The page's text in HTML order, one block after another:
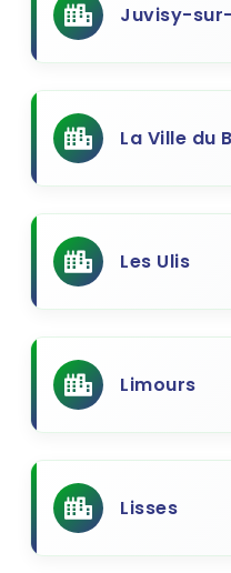
Juvisy-
La Ville du
Les Ulis
Limours
Lisses